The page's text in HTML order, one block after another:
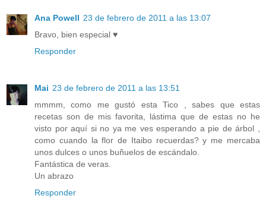
Ana Powell 23 de febrero de 2011 a las 13:07
Bravo, bien especial ♥
Responder
Mai 23 de febrero de 2011 a las 13:51
mmmm, como me gustó esta Tico , sabes que estas
recetas son de mis favorita, lástima que de estas no he
visto por aquí si no ya me ves esperando a pie de árbol ,
como cuando la flor de Itaibo recuerdas? y me mercaba
unos dulces o unos buñuelos de escándalo.
Fantástica de veras.
Un abrazo
Responder